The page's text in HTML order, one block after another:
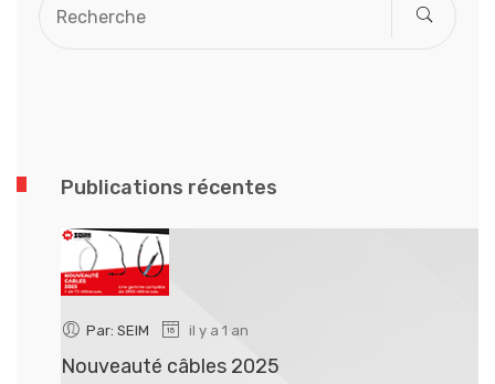
Publications récentes
Par: SEIM il y a 1 an
Nouveauté câbles 2025